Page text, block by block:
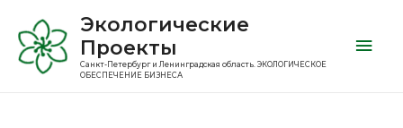
Экологические
Проекты
Санкт-Петербург и Ленинградская область. ЭКОЛОГИЧЕСКОЕ
ОБЕСПЕЧЕНИЕ БИЗНЕСА